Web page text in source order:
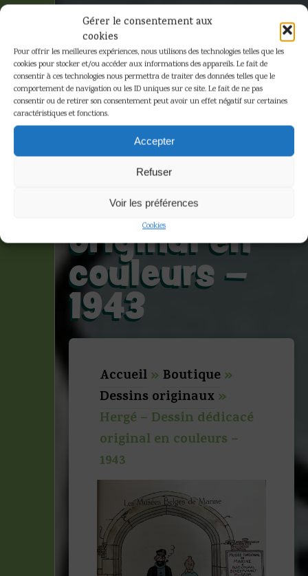
Gérer le consentement aux
cookies
Pour offrir les meilleures expériences, nous utilisons des technologies telles que les
cookies pour stocker et/ou accéder aux informations des appareils. Le fait de
consentir à ces technologies nous permettra de traiter des données telles que le
comportement de navigation ou les ID uniques sur ce site. Le fait de ne pas
consentir ou de retirer son consentement peut avoir un effet négatif sur certaines
caractéristiques et fonctions.
Accepter
Refuser
Voir les préférences
Cookies
Hergé –
Dessin
dédicacé
original en
couleurs –
1943
Accueil»Boutique»
Dessins originaux»
Hergé – Dessin dédicacé
original en couleurs –
1943